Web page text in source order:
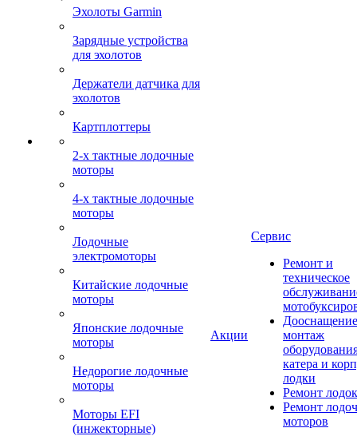
Эхолоты Garmin
Зарядные устройства
для эхолотов
Держатели датчика для
эхолотов
Картплоттеры
2-х тактные лодочные
моторы
4-х тактные лодочные
моторы
Лодочные
электромоторы
Китайские лодочные
моторы
Японские лодочные
моторы
Недорогие лодочные
моторы
Моторы EFI
(инжекторные)
Акции
Сервис
Ремонт и
техническое
монтаж
катера и
лодки
Ремонт
Ремонт
моторов